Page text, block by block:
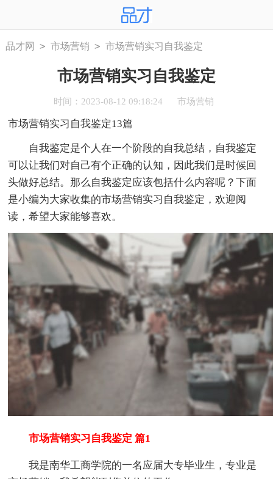
品才网 > 市场营销 > 市场营销实习自我鉴定
市场营销实习自我鉴定
时间：2023-08-12 09:18:24 市场营销
市场营销实习自我鉴定13篇
自我鉴定是个人在一个阶段的自我总结，自我鉴定
可以让我们对自己有个正确的认知，因此我们是时候回
头做好总结。那么自我鉴定应该包括什么内容呢？下面
是小编为大家收集的市场营销实习自我鉴定，欢迎阅
读，希望大家能够喜欢。
市场营销实习自我鉴定 篇1
我是南华工商学院的一名应届大专毕业生，专业是